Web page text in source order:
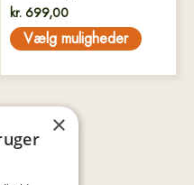
kr. 699,00
Vælg muligheder
×